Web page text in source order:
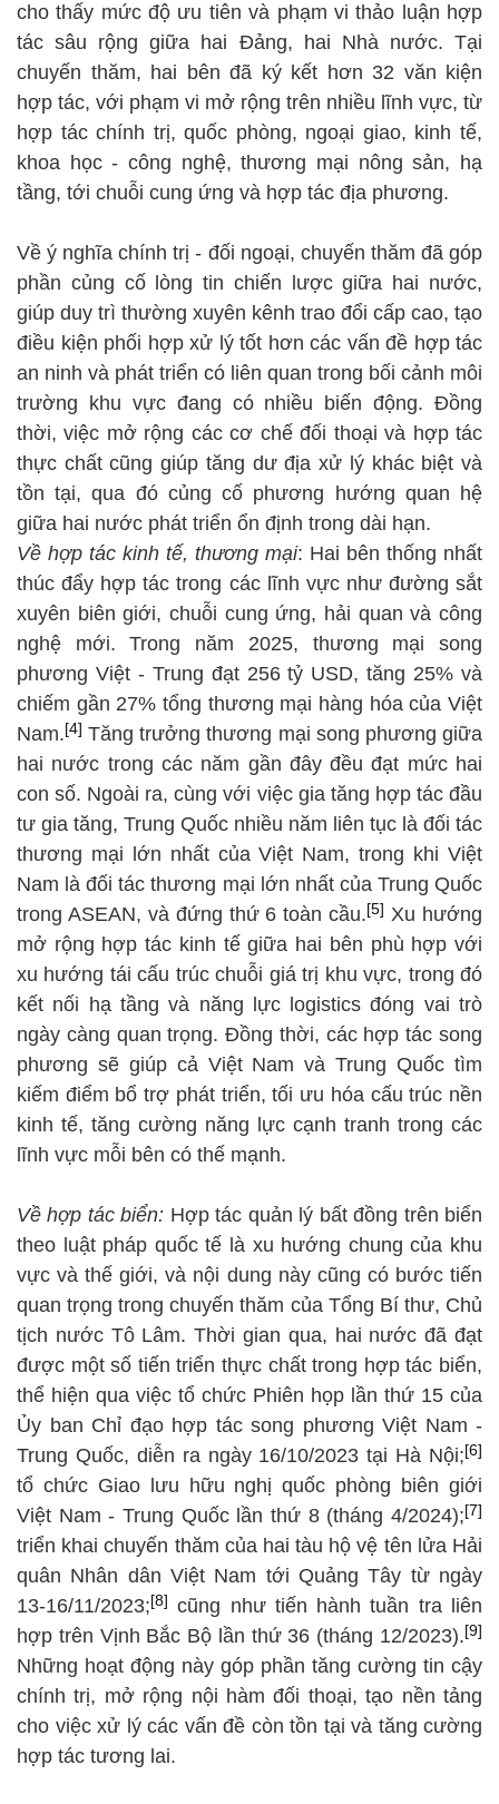
cho thấy mức độ ưu tiên và phạm vi thảo luận hợp
tác sâu rộng giữa hai Đảng, hai Nhà nước. Tại
chuyến thăm, hai bên đã ký kết hơn 32 văn kiện
hợp tác, với phạm vi mở rộng trên nhiều lĩnh vực, từ
hợp tác chính trị, quốc phòng, ngoại giao, kinh tế,
khoa học - công nghệ, thương mại nông sản, hạ
tầng, tới chuỗi cung ứng và hợp tác địa phương.
Về ý nghĩa chính trị - đối ngoại, chuyến thăm đã góp
phần củng cố lòng tin chiến lược giữa hai nước,
giúp duy trì thường xuyên kênh trao đổi cấp cao, tạo
điều kiện phối hợp xử lý tốt hơn các vấn đề hợp tác
an ninh và phát triển có liên quan trong bối cảnh môi
trường khu vực đang có nhiều biến động. Đồng
thời, việc mở rộng các cơ chế đối thoại và hợp tác
thực chất cũng giúp tăng dư địa xử lý khác biệt và
tồn tại, qua đó củng cố phương hướng quan hệ
giữa hai nước phát triển ổn định trong dài hạn.
Về hợp tác kinh tế, thương mại: Hai bên thống nhất
thúc đẩy hợp tác trong các lĩnh vực như đường sắt
xuyên biên giới, chuỗi cung ứng, hải quan và công
nghệ mới. Trong năm 2025, thương mại song
phương Việt - Trung đạt 256 tỷ USD, tăng 25% và
chiếm gần 27% tổng thương mại hàng hóa của Việt
Nam.[4] Tăng trưởng thương mại song phương giữa
hai nước trong các năm gần đây đều đạt mức hai
con số. Ngoài ra, cùng với việc gia tăng hợp tác đầu
tư gia tăng, Trung Quốc nhiều năm liên tục là đối tác
thương mại lớn nhất của Việt Nam, trong khi Việt
Nam là đối tác thương mại lớn nhất của Trung Quốc
trong ASEAN, và đứng thứ 6 toàn cầu.[5] Xu hướng
mở rộng hợp tác kinh tế giữa hai bên phù hợp với
xu hướng tái cấu trúc chuỗi giá trị khu vực, trong đó
kết nối hạ tầng và năng lực logistics đóng vai trò
ngày càng quan trọng. Đồng thời, các hợp tác song
phương sẽ giúp cả Việt Nam và Trung Quốc tìm
kiếm điểm bổ trợ phát triển, tối ưu hóa cấu trúc nền
kinh tế, tăng cường năng lực cạnh tranh trong các
lĩnh vực mỗi bên có thế mạnh.
Về hợp tác biển: Hợp tác quản lý bất đồng trên biển
theo luật pháp quốc tế là xu hướng chung của khu
vực và thế giới, và nội dung này cũng có bước tiến
quan trọng trong chuyến thăm của Tổng Bí thư, Chủ
tịch nước Tô Lâm. Thời gian qua, hai nước đã đạt
được một số tiến triển thực chất trong hợp tác biển,
thể hiện qua việc tổ chức Phiên họp lần thứ 15 của
Ủy ban Chỉ đạo hợp tác song phương Việt Nam -
Trung Quốc, diễn ra ngày 16/10/2023 tại Hà Nội;[6]
tổ chức Giao lưu hữu nghị quốc phòng biên giới
Việt Nam - Trung Quốc lần thứ 8 (tháng 4/2024);[7]
triển khai chuyến thăm của hai tàu hộ vệ tên lửa Hải
quân Nhân dân Việt Nam tới Quảng Tây từ ngày
13-16/11/2023;[8] cũng như tiến hành tuần tra liên
hợp trên Vịnh Bắc Bộ lần thứ 36 (tháng 12/2023).[9]
Những hoạt động này góp phần tăng cường tin cậy
chính trị, mở rộng nội hàm đối thoại, tạo nền tảng
cho việc xử lý các vấn đề còn tồn tại và tăng cường
hợp tác tương lai.